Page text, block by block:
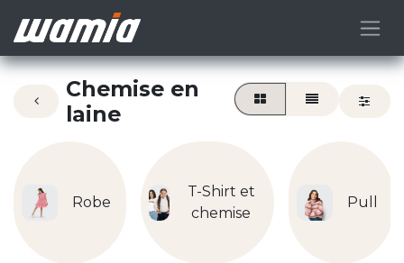
Chemise en
laine
Robe
T-Shirt et
chemise
Pull